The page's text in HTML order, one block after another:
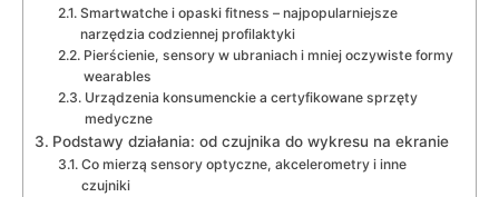
Smartwatche i opaski fitness – najpopularniejsze
narzędzia codziennej profilaktyki
Pierścienie, sensory w ubraniach i mniej oczywiste formy
wearables
Urządzenia konsumenckie a certyfikowane sprzęty
medyczne
Podstawy działania: od czujnika do wykresu na ekranie
Co mierzą sensory optyczne, akcelerometry i inne
czujniki